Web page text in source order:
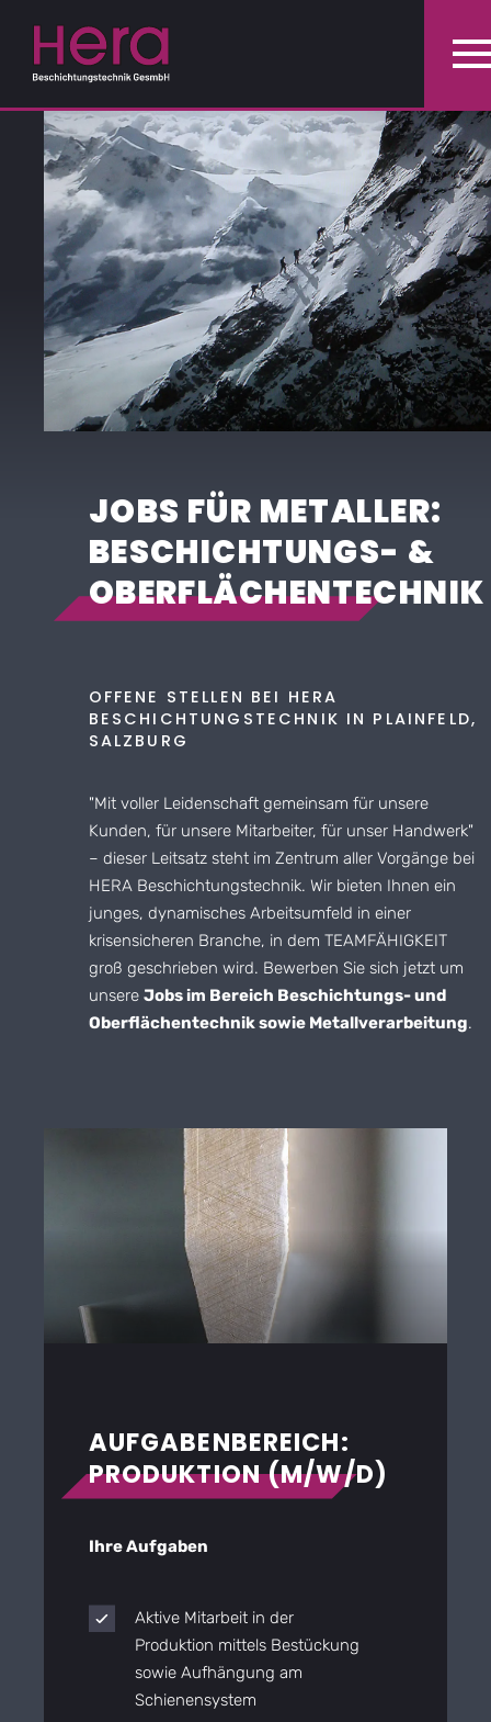
JOBS FÜR METALLER:
BESCHICHTUNGS- &
OBERFLÄCHENTECHNIK
OFFENE STELLEN BEI HERA
BESCHICHTUNGSTECHNIK IN PLAINFELD,
SALZBURG
"Mit voller Leidenschaft gemeinsam für unsere
Kunden, für unsere Mitarbeiter, für unser Handwerk"
– dieser Leitsatz steht im Zentrum aller Vorgänge bei
HERA Beschichtungstechnik. Wir bieten Ihnen ein
junges, dynamisches Arbeitsumfeld in einer
krisensicheren Branche, in dem TEAMFÄHIGKEIT
groß geschrieben wird. Bewerben Sie sich jetzt um
unsere Jobs im Bereich Beschichtungs- und
Oberflächentechnik sowie Metallverarbeitung.
AUFGABENBEREICH:
PRODUKTION (M/W/D)
Ihre Aufgaben
Aktive Mitarbeit in der
Produktion mittels Bestückung
sowie Aufhängung am
Schienensystem